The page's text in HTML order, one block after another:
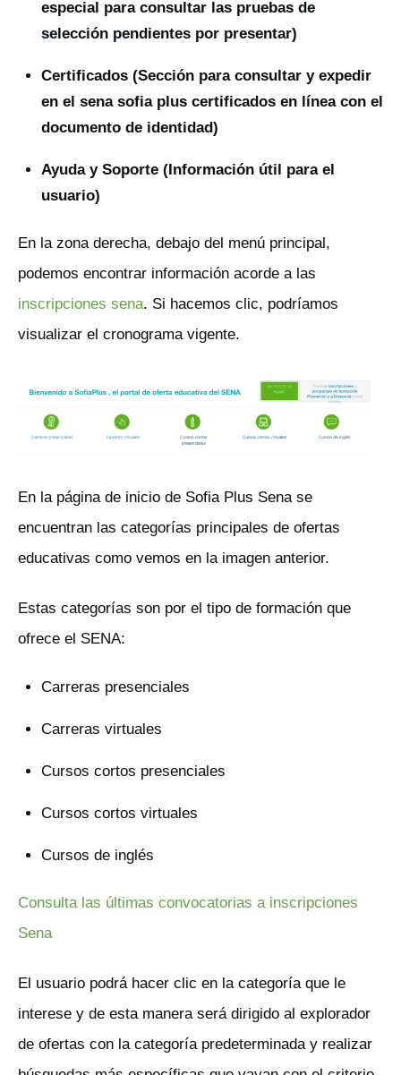
especial para consultar las pruebas de
selección pendientes por presentar)
Certificados (Sección para consultar y expedir
en el sena sofia plus certificados en línea con el
documento de identidad)
Ayuda y Soporte (Información útil para el
usuario)
En la zona derecha, debajo del menú principal,
podemos encontrar información acorde a las
inscripciones sena. Si hacemos clic, podríamos
visualizar el cronograma vigente.
En la página de inicio de Sofia Plus Sena se
encuentran las categorías principales de ofertas
educativas como vemos en la imagen anterior.
Estas categorías son por el tipo de formación que
ofrece el SENA:
Carreras presenciales
Carreras virtuales
Cursos cortos presenciales
Cursos cortos virtuales
Cursos de inglés
Consulta las últimas convocatorias a inscripciones
Sena
El usuario podrá hacer clic en la categoría que le
interese y de esta manera será dirigido al explorador
de ofertas con la categoría predeterminada y realizar